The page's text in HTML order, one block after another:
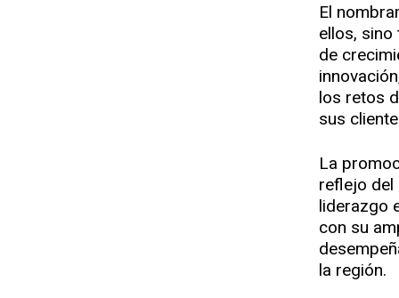
El
ellos, sino
de
los retos
sus
La
reflejo del
liderazgo
con su
la región.